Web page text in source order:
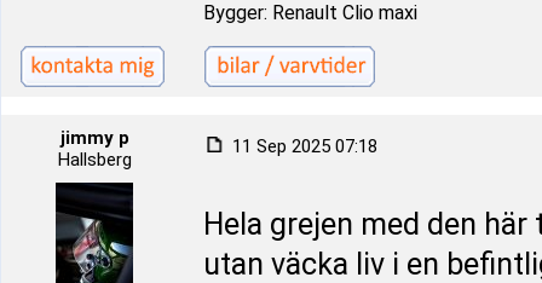
Bygger: Renault Clio maxi
jimmy p
Hallsberg
11 Sep 2025 07:18
Hela grejen med den
utan väcka liv i en